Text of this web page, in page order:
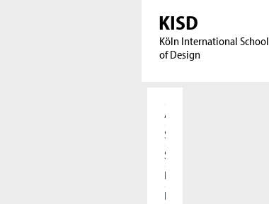
KISD
Köln International School
of Design
Aktuelles
Studierende
Studieninteressierte
Forschung
International